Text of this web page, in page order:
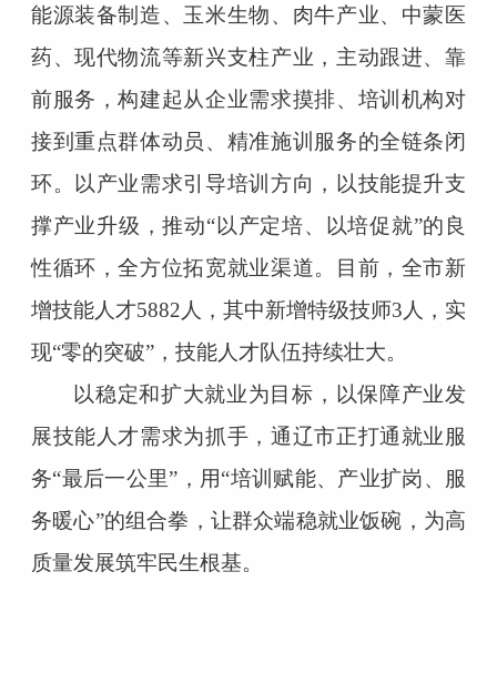
能源装备制造、玉米生物、肉牛产业、中蒙医
药、现代物流等新兴支柱产业，主动跟进、靠
前服务，构建起从企业需求摸排、培训机构对
接到重点群体动员、精准施训服务的全链条闭
环。以产业需求引导培训方向，以技能提升支
撑产业升级，推动“以产定培、以培促就”的良
性循环，全方位拓宽就业渠道。目前，全市新
增技能人才5882人，其中新增特级技师3人，实
现“零的突破”，技能人才队伍持续壮大。
以稳定和扩大就业为目标，以保障产业发
展技能人才需求为抓手，通辽市正打通就业服
务“最后一公里”，用“培训赋能、产业扩岗、服
务暖心”的组合拳，让群众端稳就业饭碗，为高
质量发展筑牢民生根基。